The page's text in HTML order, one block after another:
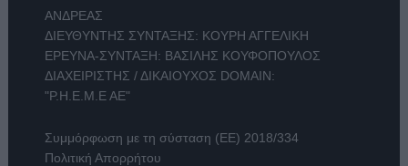
ΑΝΔΡΕΑΣ
ΔΙΕΥΘΥΝΤΗΣ ΣΥΝΤΑΞΗΣ: ΚΟΥΡΗ ΑΓΓΕΛΙΚΗ
ΕΡΕΥΝΑ-ΣΥΝΤΑΞΗ: ΒΑΣΙΛΗΣ ΚΟΥΦΟΠΟΥΛΟΣ
ΔΙΑΧΕΙΡΙΣΤΗΣ / ΔΙΚΑΙΟΥΧΟΣ DOMAIN:
"Ρ.Η.Ε.Μ.Ε ΑΕ"
Συμμόρφωση με τη σύσταση (ΕΕ) 2018/334
Πολιτική Απορρήτου